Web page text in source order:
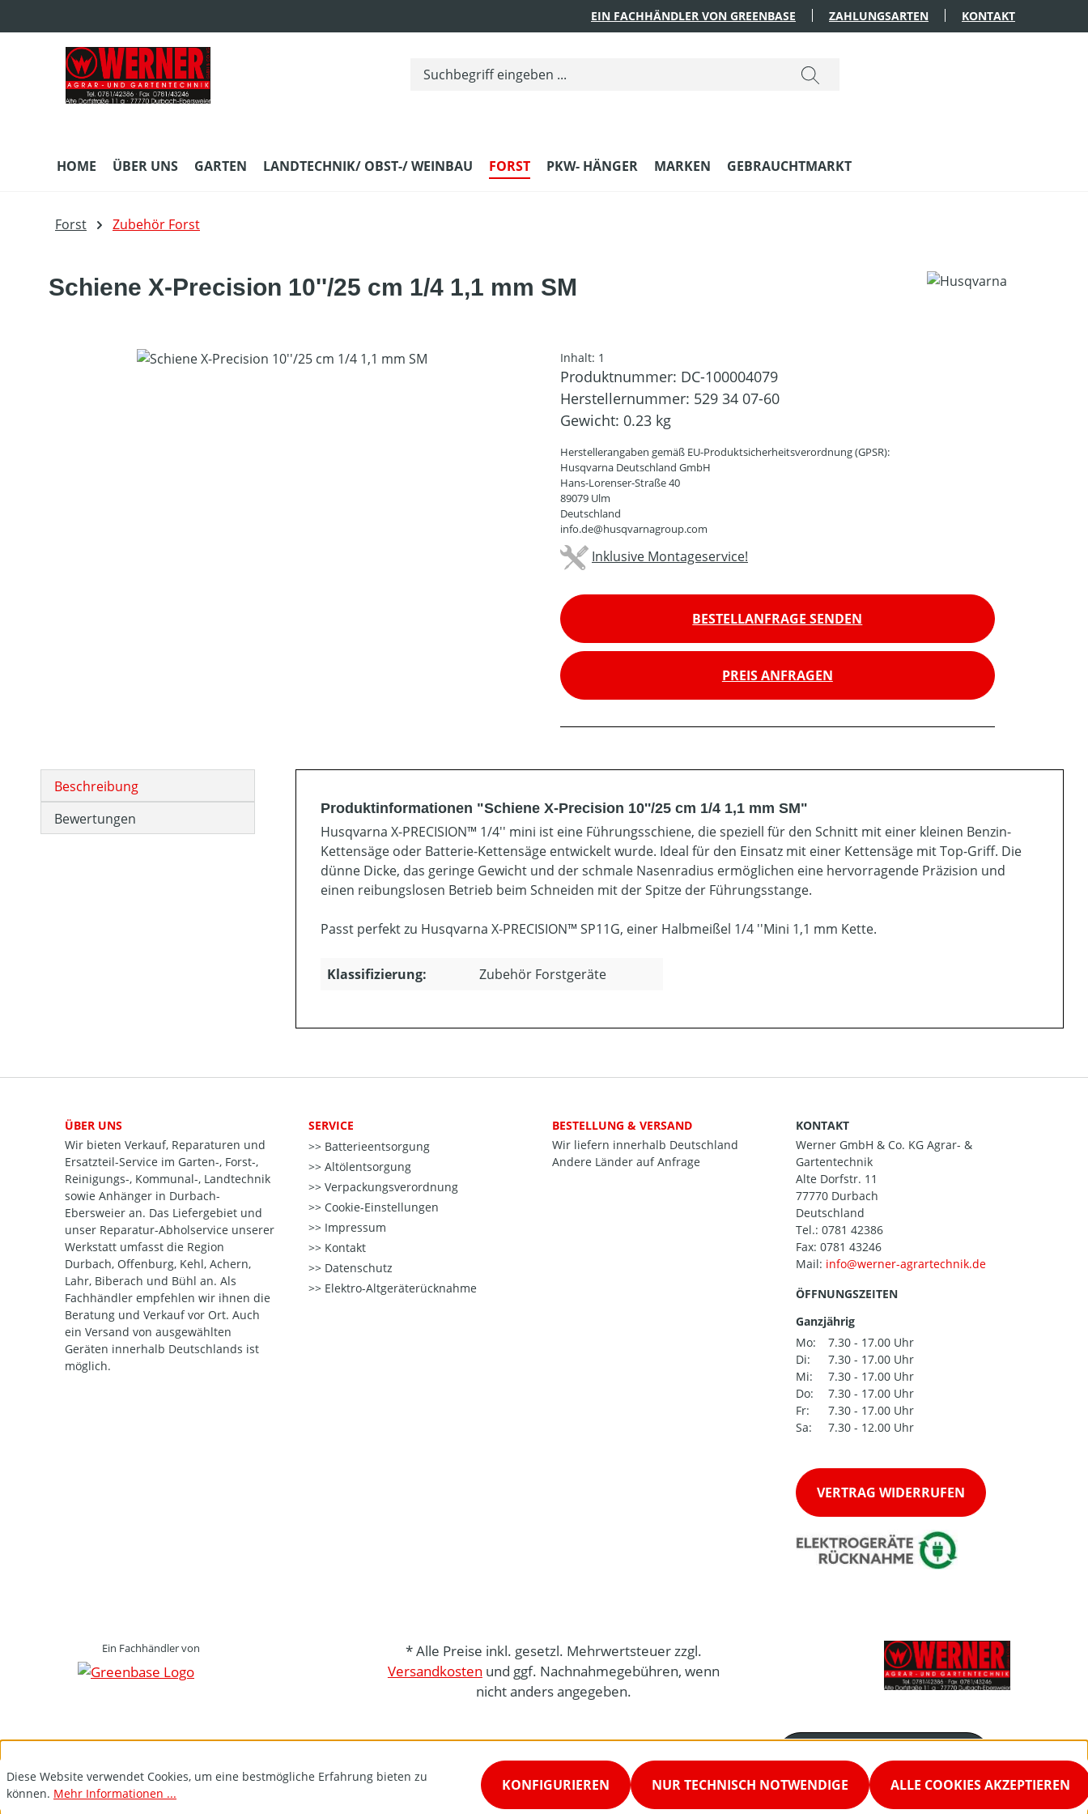
EIN FACHHÄNDLER VON GREENBASE ZAHLUNGSARTEN KONTAKT
HOME ÜBER UNS GARTEN LANDTECHNIK/ OBST-/ WEINBAU FORST PKW- HÄNGER MARKEN GEBRAUCHTMARKT
Forst Zubehör Forst
Schiene X-Precision 10''/25 cm 1/4 1,1 mm SM
Bildergalerie überspringen Inhalt: 1
Produktnummer: DC-100004079
Herstellernummer: 529 34 07-60
Gewicht: 0.23 kg
Herstellerangaben gemäß EU-Produktsicherheitsverordnung (GPSR):
Husqvarna Deutschland GmbH
Hans-Lorenser-Straße 40
89079 Ulm
Deutschland
info.de@husqvarnagroup.com
Inklusive Montageservice!
BESTELLANFRAGE SENDEN
PREIS ANFRAGEN
Beschreibung
Bewertungen
Produktinformationen "Schiene X-Precision 10''/25 cm 1/4 1,1 mm SM"
Husqvarna X-PRECISION™ 1/4'' mini ist eine Führungsschiene, die speziell für den Schnitt mit einer kleinen Benzin-
Kettensäge oder Batterie-Kettensäge entwickelt wurde. Ideal für den Einsatz mit einer Kettensäge mit Top-Griff. Die
dünne Dicke, das geringe Gewicht und der schmale Nasenradius ermöglichen eine hervorragende Präzision und
einen reibungslosen Betrieb beim Schneiden mit der Spitze der Führungsstange.
Passt perfekt zu Husqvarna X-PRECISION™ SP11G, einer Halbmeißel 1/4 ''Mini 1,1 mm Kette.
Klassifizierung: Zubehör Forstgeräte
ÜBER UNS
Wir bieten Verkauf, Reparaturen und
Ersatzteil-Service im Garten-, Forst-,
Reinigungs-, Kommunal-, Landtechnik
sowie Anhänger in Durbach-
Ebersweier an. Das Liefergebiet und
unser Reparatur-Abholservice unserer
Werkstatt umfasst die Region
Durbach, Offenburg, Kehl, Achern,
Lahr, Biberach und Bühl an. Als
Fachhändler empfehlen wir ihnen die
Beratung und Verkauf vor Ort. Auch
ein Versand von ausgewählten
Geräten innerhalb Deutschlands ist
möglich.
SERVICE
Batterieentsorgung
Altölentsorgung
Verpackungsverordnung
Cookie-Einstellungen
Impressum
Kontakt
Datenschutz
Elektro-Altgeräterücknahme
BESTELLUNG & VERSAND
Wir liefern innerhalb Deutschland
Andere Länder auf Anfrage
KONTAKT
Werner GmbH & Co. KG Agrar- &
Gartentechnik
Alte Dorfstr. 11
77770 Durbach
Deutschland
Tel.: 0781 42386
Fax: 0781 43246
Mail:
ÖFFNUNGSZEITEN
Ganzjährig
Mo:
7.30 - 17.00 Uhr
Di:
7.30 - 17.00 Uhr
Mi:
7.30 - 17.00 Uhr
Do:
7.30 - 17.00 Uhr
Fr:
7.30 - 17.00 Uhr
Sa:
7.30 - 12.00 Uhr
VERTRAG WIDERRUFEN
Ein Fachhändler von
* Alle Preise inkl. gesetzl. Mehrwertsteuer zzgl.
Versandkosten und ggf. Nachnahmegebühren, wenn
nicht anders angegeben.
0781 42386
Servicezeiten
Diese Website verwendet Cookies, um eine bestmögliche Erfahrung bieten zu
können. Mehr Informationen ... NUR TECHNISCH NOTWENDIGE
KONFIGURIEREN ALLE COOKIES AKZEPTIEREN